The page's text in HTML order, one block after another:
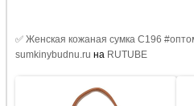
✅ Женская кожаная сумка C196
sumkinybudnu.ru на RUTUBE